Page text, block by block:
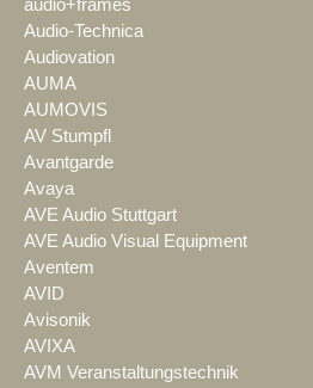
audio+frames
Audio-Technica
Audiovation
AUMA
AUMOVIS
AV Stumpfl
Avantgarde
Avaya
AVE Audio Stuttgart
AVE Audio Visual Equipment
Aventem
AVID
Avisonik
AVIXA
AVM Veranstaltungstechnik